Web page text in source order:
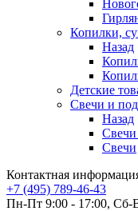
Копилки,
Назад
Детские
Свечи и
Назад
Свечи
Свечи
Контактная
+7 (495) 789-46-43
Пн-Пт 9:00 - 17:00, Сб-